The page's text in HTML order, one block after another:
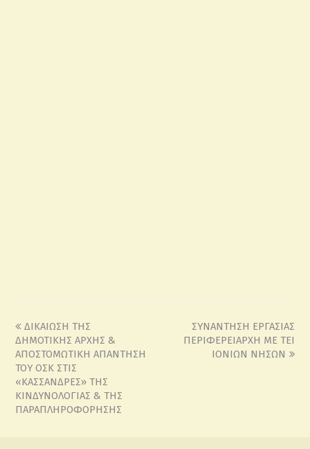
ΔΙΚΑΙΩΣΗ ΤΗΣ
ΔΗΜΟΤΙΚΗΣ ΑΡΧΗΣ &
ΑΠΟΣΤΟΜΩΤΙΚΗ ΑΠΑΝΤΗΣΗ
ΤΟΥ ΟΣΚ ΣΤΙΣ
«ΚΑΣΣΑΝΔΡΕΣ» ΤΗΣ
ΚΙΝΔΥΝΟΛΟΓΙΑΣ & ΤΗΣ
ΠΑΡΑΠΛΗΡΟΦΟΡΗΣΗΣ
ΣΥΝΑΝΤΗΣΗ ΕΡΓΑΣΙΑΣ
ΠΕΡΙΦΕΡΕΙΑΡΧΗ ΜΕ ΤΕΙ
ΙΟΝΙΩΝ ΝΗΣΩΝ